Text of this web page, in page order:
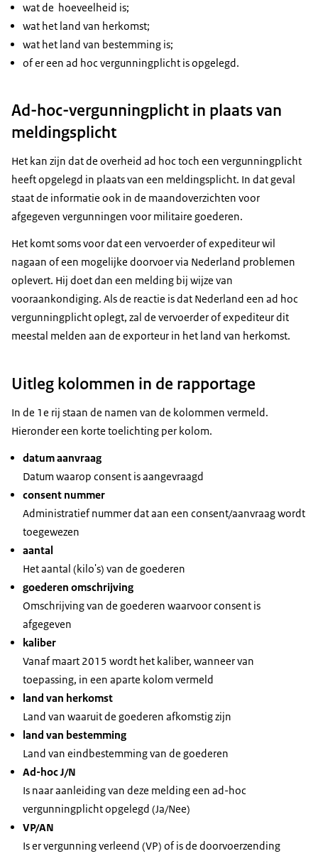
wat de hoeveelheid is;
wat het land van herkomst;
wat het land van bestemming is;
of er een ad hoc vergunningplicht is opgelegd.
Ad-hoc-vergunningplicht in plaats van
meldingsplicht
Het kan zijn dat de overheid ad hoc toch een vergunningplicht
heeft opgelegd in plaats van een meldingsplicht. In dat geval
staat de informatie ook in de maandoverzichten voor
afgegeven vergunningen voor militaire goederen.
Het komt soms voor dat een vervoerder of expediteur wil
nagaan of een mogelijke doorvoer via Nederland problemen
oplevert. Hij doet dan een melding bij wijze van
vooraankondiging. Als de reactie is dat Nederland een ad hoc
vergunningplicht oplegt, zal de vervoerder of expediteur dit
meestal melden aan de exporteur in het land van herkomst.
Uitleg kolommen in de rapportage
In de 1e rij staan de namen van de kolommen vermeld.
Hieronder een korte toelichting per kolom.
datum aanvraag
Datum waarop consent is aangevraagd
consent nummer
Administratief nummer dat aan een consent/aanvraag wordt
toegewezen
aantal
Het aantal (kilo's) van de goederen
goederen omschrijving
Omschrijving van de goederen waarvoor consent is
afgegeven
kaliber
Vanaf maart 2015 wordt het kaliber, wanneer van
toepassing, in een aparte kolom vermeld
land van herkomst
Land van waaruit de goederen afkomstig zijn
land van bestemming
Land van eindbestemming van de goederen
Ad-hoc J/N
Is naar aanleiding van deze melding een ad-hoc
vergunningplicht opgelegd (Ja/Nee)
VP/AN
Is er vergunning verleend (VP) of is de doorvoerzending